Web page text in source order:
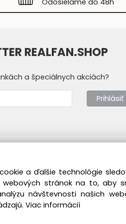
Odosielame do 48h
REALFAN.SHOP
a špeciálnych akciách?
Prihlásiť
Real Fan s.r.o.
Vukovarská 7382/1B
841 07 Bratislava -
Devínska Nová Ves
a ďalšie technológie
webových stránok na to, aby
návštevnosti našich
Viac informácií